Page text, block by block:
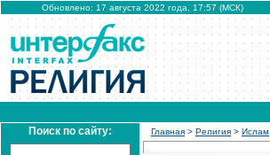
Обновлено: 17 августа 2022 года, 17:57 (МСК)
Поиск по сайту: Главная > Религия > Ислам